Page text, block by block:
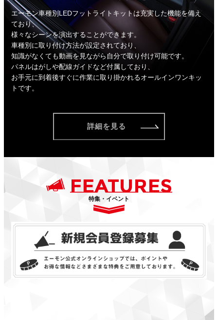
エーモン車種別LEDフットライトキットは充実した機能を備え
ており、
様々なシーンを演出することができます。
車種別に取り付け方法が設定されており、
知識がなくても動画を見ながら自分で取り付け可能です。
パネルはがしや配線ガイドなど付属しており、
お手元に到着後すぐに作業に取り掛かれるオールインワンキッ
トです。
詳細を見る
FEATURES
特集・イベント